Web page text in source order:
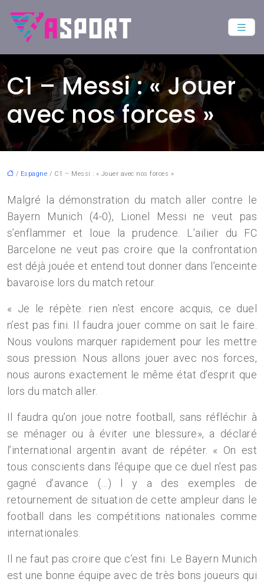
C1 – Messi : « Jouer
avec nos forces »
/ Espagne / C1 – Messi : « Jouer avec nos forces »
Malgré la démonstration du match aller contre le
Bayern Munich (4-0), Lionel Messi ne veut pas
s’enflammer et loue la prudence. L’ailier du FC
Barcelone ne veut pas croire que la confrontation
est déjà jouée et entend tout donner dans l’enceinte
bavaroise lors du match retour.
« Je le répète: rien n’est encore acquis, ce duel
n’est pas fini. Il faudra jouer comme on sait le faire.
Nous voulons marquer rapidement pour les mettre
sous pression. Nous allons jouer avec nos forces,
nous aurons exactement le même état d’esprit que
lors du match aller.
Il faudra qu’on joue notre football, sans réfléchir à
se ménager ou à éviter une blessure», a déclaré
l’international argentin avant de répéter. « On est
tous conscients dans l’équipe que ce duel n’est pas
gagné d’avance (…) l y a des exemples de
retournement de situation de cette ampleur dans le
football dans les compétitions nationales comme
internationales.
Il ne faut pas croire que c’est fini. Le Bayern Munich
est une bonne équipe avec de très bons joueurs qui